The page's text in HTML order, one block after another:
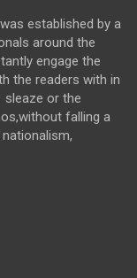
established by a
around the
engage the
the readers with in
sleaze or the
falling a